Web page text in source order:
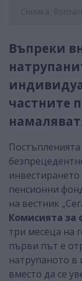
Снимка:
Въпреки
частните
пенсионни
на вестник
Комисията за
три месеца на
първи път е
натрупаното в
вместо да се